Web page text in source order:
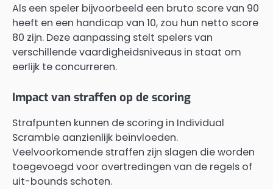
Als een speler bijvoorbeeld een bruto score van 90
heeft en een handicap van 10, zou hun netto score
80 zijn. Deze aanpassing stelt spelers van
verschillende vaardigheidsniveaus in staat om
eerlijk te concurreren.
Impact van straffen op de scoring
Strafpunten kunnen de scoring in Individual
Scramble aanzienlijk beïnvloeden.
Veelvoorkomende straffen zijn slagen die worden
toegevoegd voor overtredingen van de regels of
uit-bounds schoten.